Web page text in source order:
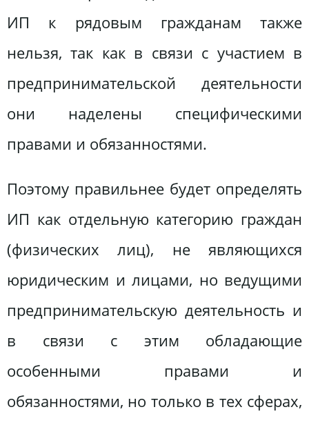
ИП к рядовым гражданам также
нельзя, так как в связи с участием в
предпринимательской деятельности
они наделены специфическими
правами и обязанностями.
Поэтому правильнее будет определять
ИП как отдельную категорию граждан
(физических лиц), не являющихся
юридическим и лицами, но ведущими
предпринимательскую деятельность и
в связи с этим обладающие
особенными правами и
обязанностями, но только в тех сферах,